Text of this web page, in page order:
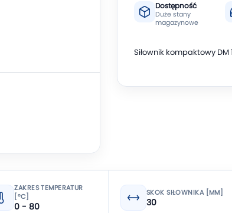
Dostępność
Duże stany
magazynowe
Siłownik kompaktowy DM
ZAKRES TEMPERATUR
[°C]
0 - 80
SKOK SIŁOWNIKA [MM]
30